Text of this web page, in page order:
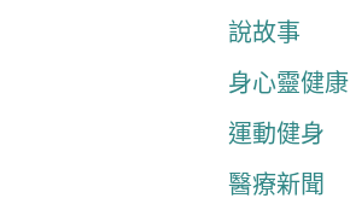
說故事
身心靈健康
運動健身
醫療新聞